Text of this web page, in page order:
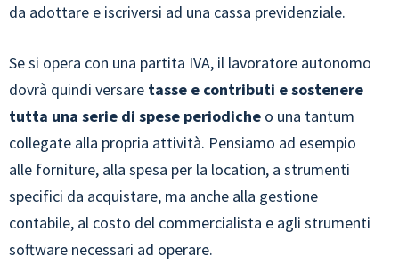
da adottare e iscriversi ad una cassa previdenziale.
Se si opera con una partita IVA, il lavoratore autonomo
dovrà quindi versare tasse e contributi e sostenere
tutta una serie di spese periodiche o una tantum
collegate alla propria attività. Pensiamo ad esempio
alle forniture, alla spesa per la location, a strumenti
specifici da acquistare, ma anche alla gestione
contabile, al costo del commercialista e agli strumenti
software necessari ad operare.